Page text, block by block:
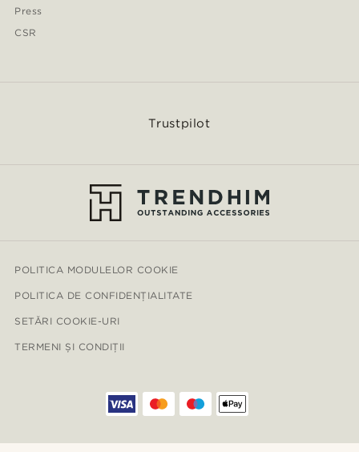
Press
CSR
Trustpilot
POLITICA MODULELOR COOKIE
POLITICA DE CONFIDENȚIALITATE
SETĂRI COOKIE-URI
TERMENI ȘI CONDIȚII